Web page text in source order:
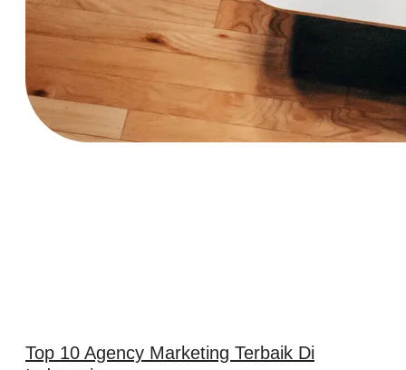
Top 10 Agency Marketing Terbaik Di